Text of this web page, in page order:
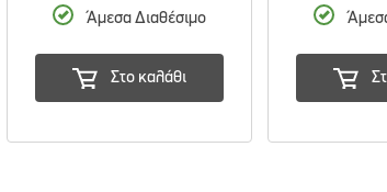
Άμεσα Διαθέσιμο
Στο καλάθι